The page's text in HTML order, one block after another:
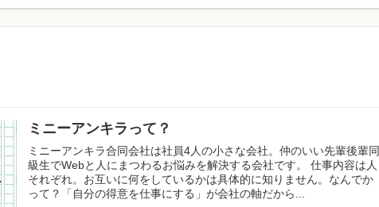
ミニーアンキラって？
ミニーアンキラ合同会社は社員4人の小さな会社。仲のいい先輩後輩同
級生でWebと人にまつわるお悩みを解決する会社です。 仕事内容は人
それぞれ。お互いに何をしているかは具体的に知りません。なんでか
って？「自分の得意を仕事にする」が会社の軸だから...